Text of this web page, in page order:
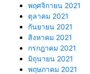
พฤศจิกายน 2021
ตุลาคม 2021
กันยายน 2021
สิงหาคม 2021
กรกฎาคม 2021
มิถุนายน 2021
พฤษภาคม 2021